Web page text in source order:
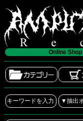
Online Shop